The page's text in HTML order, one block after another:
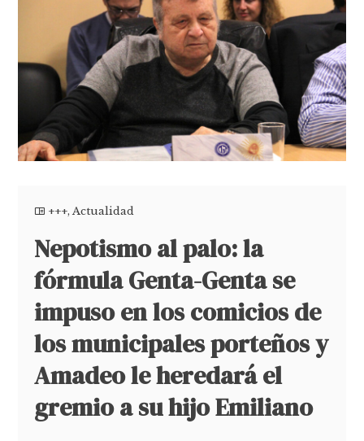
+++,Actualidad
Nepotismo al palo: la
fórmula Genta-Genta se
impuso en los comicios de
los municipales porteños y
Amadeo le heredará el
gremio a su hijo Emiliano